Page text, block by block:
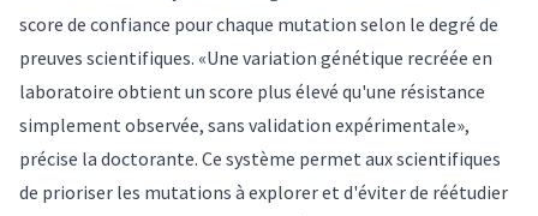
score de confiance pour chaque mutation selon le degré de
preuves scientifiques. «Une variation génétique recréée en
laboratoire obtient un score plus élevé qu'une résistance
simplement observée, sans validation expérimentale»,
précise la doctorante. Ce système permet aux scientifiques
de prioriser les mutations à explorer et d'éviter de réétudier